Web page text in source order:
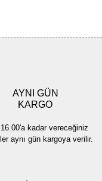
AYNI GÜN
KARGO
kadar vereceğiniz
aynı gün kargoya verilir.